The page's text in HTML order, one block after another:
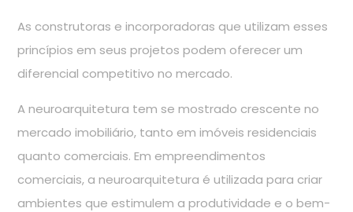
As construtoras e incorporadoras que utilizam esses
princípios em seus projetos podem oferecer um
diferencial competitivo no mercado.
A neuroarquitetura tem se mostrado crescente no
mercado imobiliário, tanto em imóveis residenciais
quanto comerciais. Em empreendimentos
comerciais, a neuroarquitetura é utilizada para criar
ambientes que estimulem a produtividade e o bem-